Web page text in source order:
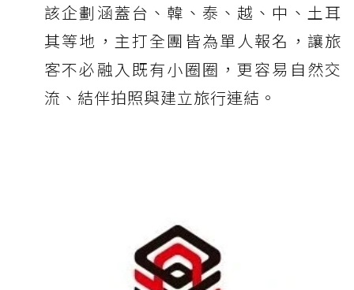
該企劃涵蓋台、韓、泰、越、中、土耳
其等地，主打全團皆為單人報名，讓旅
客不必融入既有小圈圈，更容易自然交
流、結伴拍照與建立旅行連結。